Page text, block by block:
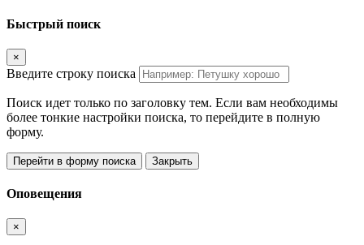
Быстрый поиск
×
Введите строку поиска
Поиск идет только по заголовку тем. Если вам необходимы
более тонкие настройки поиска, то перейдите в полную
форму.
Перейти в форму поиска Закрыть
Оповещения
×